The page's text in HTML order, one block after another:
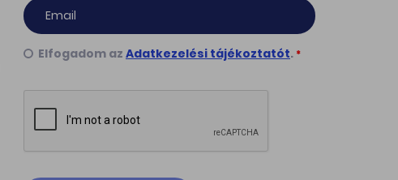
Elfogadom az Adatkezelési tájékoztatót. *